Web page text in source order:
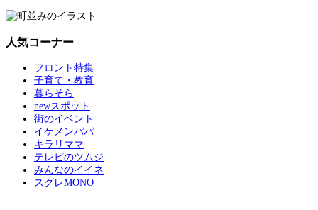
人気コーナー
フロント特集
子育て・教育
暮らそら
newスポット
街のイベント
イケメンパパ
キラリママ
テレビのツムジ
みんなのイイネ
スグレMONO